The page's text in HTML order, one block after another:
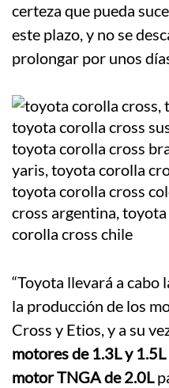
certeza que pueda
este plazo, y no se
prolongar por unos
“Toyota llevará a cabo
la producción de los
Cross y Etios, y a su
motores de 1.3L y 1.5L
motor TNGA de 2.0L